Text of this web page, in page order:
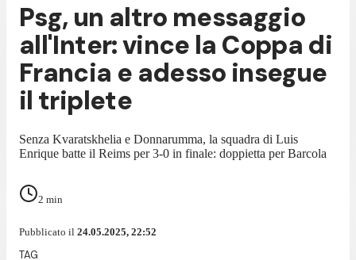
Psg, un altro messaggio
all'Inter: vince la Coppa di
Francia e adesso insegue
il triplete
Senza Kvaratskhelia e Donnarumma, la squadra di Luis
Enrique batte il Reims per 3-0 in finale: doppietta per Barcola
2 min
Pubblicato il 24.05.2025, 22:52